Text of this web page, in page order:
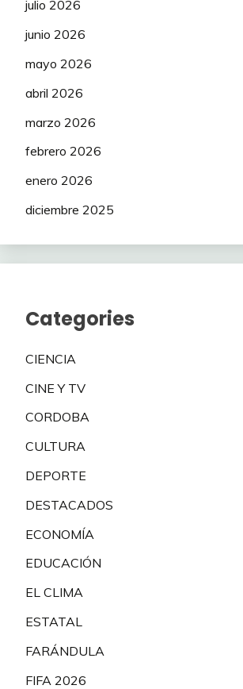
julio 2026
junio 2026
mayo 2026
abril 2026
marzo 2026
febrero 2026
enero 2026
diciembre 2025
Categories
CIENCIA
CINE Y TV
CORDOBA
CULTURA
DEPORTE
DESTACADOS
ECONOMÍA
EDUCACIÓN
EL CLIMA
ESTATAL
FARÁNDULA
FIFA 2026